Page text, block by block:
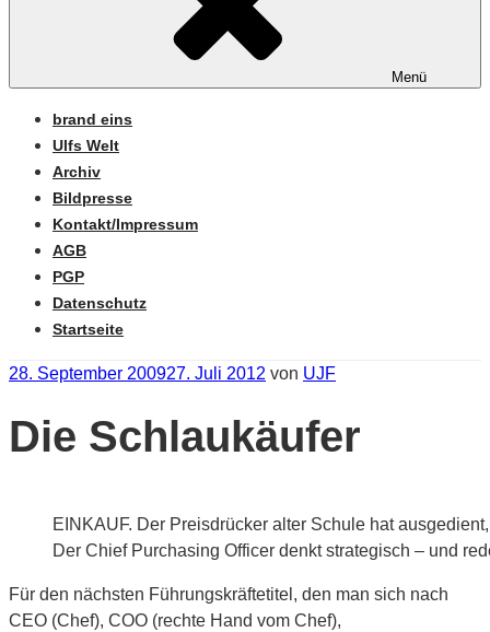
Menü
brand eins
Ulfs Welt
Archiv
Bildpresse
Kontakt/Impressum
AGB
PGP
Datenschutz
Startseite
Veröffentlicht
28. September 200927. Juli 2012 von UJF
Die Schlaukäufer
EINKAUF. Der Preisdrücker alter Schule hat
Der Chief Purchasing Officer denkt strategisch – und
Für den nächsten Führungskräftetitel, den man sich nach
CEO (Chef), COO (rechte Hand vom Chef),